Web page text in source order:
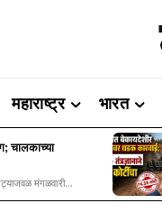
महाराष्ट्र भारत
चालकाच्या
मंगळवारी...